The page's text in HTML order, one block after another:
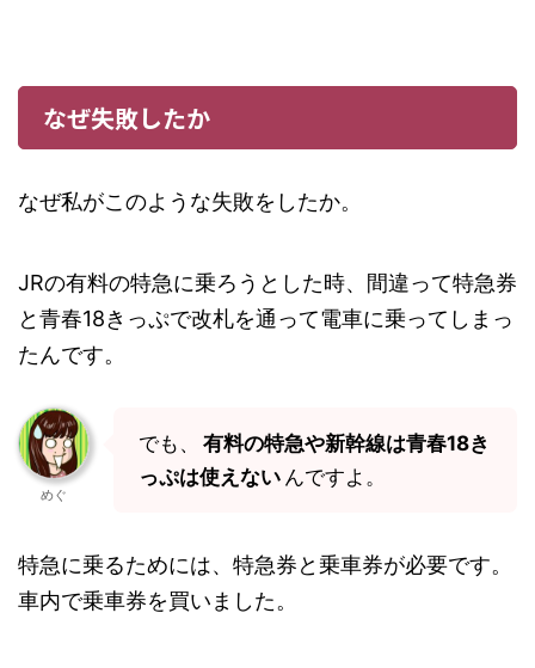
なぜ失敗したか
なぜ私がこのような失敗をしたか。
JRの有料の特急に乗ろうとした時、間違って特急券
と青春18きっぷで改札を通って電車に乗ってしまっ
たんです。
めぐ
でも、
有料の特急や新幹線は青春18き
っぷは使えない んですよ。
特急に乗るためには、特急券と乗車券が必要です。
車内で乗車券を買いました。